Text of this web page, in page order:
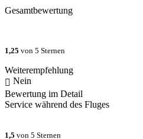
Gesamtbewertung
1,25 von 5 Sternen
Weiterempfehlung
Nein
Bewertung im Detail
Service während des Fluges
1,5 von 5 Sternen